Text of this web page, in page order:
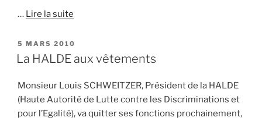
… Lire la suite
PUBLIÉ
LE
5 MARS 2010
La HALDE aux vêtements
Monsieur Louis SCHWEITZER, Président de la HALDE
(Haute Autorité de Lutte contre les Discriminations et
pour l’Egalité), va quitter ses fonctions prochainement,